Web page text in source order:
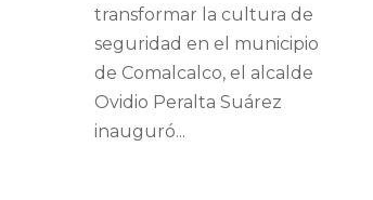
transformar la cultura de
seguridad en el municipio
de Comalcalco, el alcalde
Ovidio Peralta Suárez
inauguró...